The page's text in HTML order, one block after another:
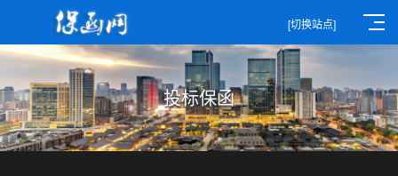
[切换站点]
投标保函